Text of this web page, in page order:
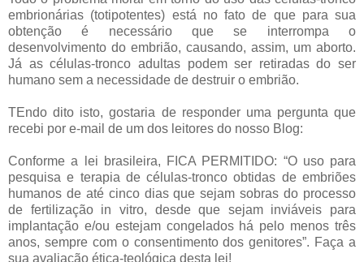
embrionárias (totipotentes) está no fato de que para sua
obtenção é necessário que se interrompa o
desenvolvimento do embrião, causando, assim, um aborto.
Já as células-tronco adultas podem ser retiradas do ser
humano sem a necessidade de destruir o embrião.
TEndo dito isto, gostaria de responder uma pergunta que
recebi por e-mail de um dos leitores do nosso Blog:
Conforme a lei brasileira, FICA PERMITIDO: “O uso para
pesquisa e terapia de células-tronco obtidas de embriões
humanos de até cinco dias que sejam sobras do processo
de fertilização in vitro, desde que sejam inviáveis para
implantação e/ou estejam congelados há pelo menos três
anos, sempre com o consentimento dos genitores”. Faça a
sua avaliação ética-teológica desta lei!